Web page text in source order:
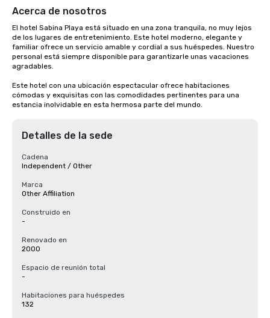
Acerca de nosotros
El hotel Sabina Playa está situado en una zona tranquila, no muy lejos
de los lugares de entretenimiento. Este hotel moderno, elegante y
familiar ofrece un servicio amable y cordial a sus huéspedes. Nuestro
personal está siempre disponible para garantizarle unas vacaciones
agradables.
Este hotel con una ubicación espectacular ofrece habitaciones
cómodas y exquisitas con las comodidades pertinentes para una
estancia inolvidable en esta hermosa parte del mundo.
Detalles de la sede
Cadena
Independent / Other
Marca
Other Affiliation
Construido en
-
Renovado en
2000
Espacio de reunión total
-
Habitaciones para huéspedes
132